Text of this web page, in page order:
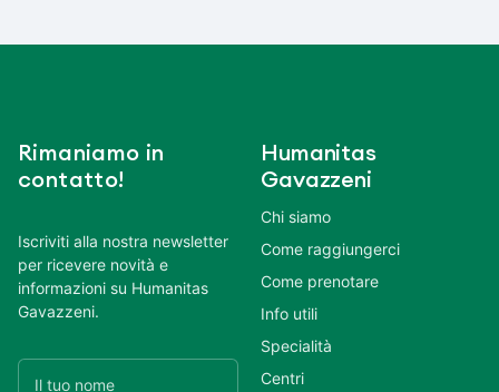
Rimaniamo in
contatto!
Iscriviti alla nostra newsletter
per ricevere novità e
informazioni su Humanitas
Gavazzeni.
Humanitas
Gavazzeni
Chi siamo
Come raggiungerci
Come prenotare
Info utili
Specialità
Centri